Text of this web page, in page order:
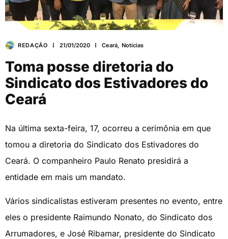
REDAÇÃO 21/01/2020 Ceará, Notícias
Toma posse diretoria do
Sindicato dos Estivadores do
Ceará
Na última sexta-feira, 17, ocorreu a cerimônia em que
tomou a diretoria do Sindicato dos Estivadores do
Ceará. O companheiro Paulo Renato presidirá a
entidade em mais um mandato.
Vários sindicalistas estiveram presentes no evento, entre
eles o presidente Raimundo Nonato, do Sindicato dos
Arrumadores, e José Ribamar, presidente do Sindicato